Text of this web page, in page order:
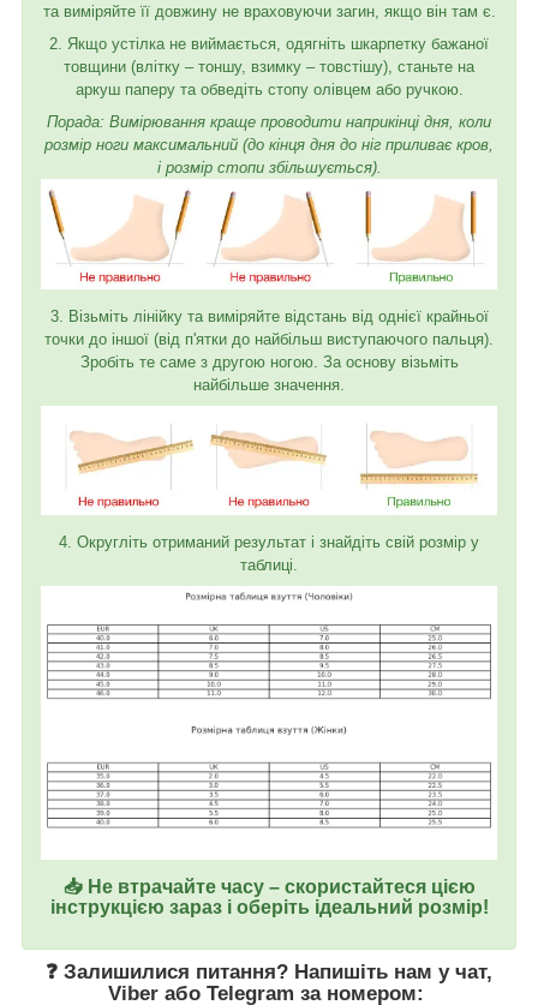
та виміряйте її довжину не враховуючи загин, якщо він там є.
2. Якщо устілка не виймається, одягніть шкарпетку бажаної
товщини (влітку – тоншу, взимку – товстішу), станьте на
аркуш паперу та обведіть стопу олівцем або ручкою.
Порада: Вимірювання краще проводити наприкінці дня, коли
розмір ноги максимальний (до кінця дня до ніг приливає кров,
і розмір стопи збільшується).
3. Візьміть лінійку та виміряйте відстань від однієї крайньої
точки до іншої (від п'ятки до найбільш виступаючого пальця).
Зробіть те саме з другою ногою. За основу візьміть
найбільше значення.
4. Округліть отриманий результат і знайдіть свій розмір у
таблиці.
📥 Не втрачайте часу – скористайтеся цією
інструкцією зараз і оберіть ідеальний розмір!
❓ Залишилися питання? Напишіть нам у чат,
Viber або Telegram за номером: